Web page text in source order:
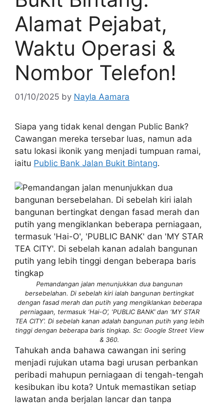
Alamat Pejabat,
Waktu Operasi &
Nombor Telefon!
01/10/2025 by Nayla Aamara
Siapa yang tidak kenal dengan Public Bank?
Cawangan mereka tersebar luas, namun ada
satu lokasi ikonik yang menjadi tumpuan ramai,
iaitu Public Bank Jalan Bukit Bintang.
Pemandangan jalan menunjukkan dua bangunan
bersebelahan. Di sebelah kiri ialah bangunan bertingkat
dengan fasad merah dan putih yang mengiklankan beberapa
perniagaan, termasuk ‘Hai-O’, ‘PUBLIC BANK’ dan ‘MY STAR
TEA CITY’. Di sebelah kanan adalah bangunan putih yang lebih
tinggi dengan beberapa baris tingkap. Sc: Google Street View
& 360.
Tahukah anda bahawa cawangan ini sering
menjadi rujukan utama bagi urusan perbankan
peribadi mahupun perniagaan di tengah-tengah
kesibukan ibu kota? Untuk memastikan setiap
lawatan anda berjalan lancar dan tanpa